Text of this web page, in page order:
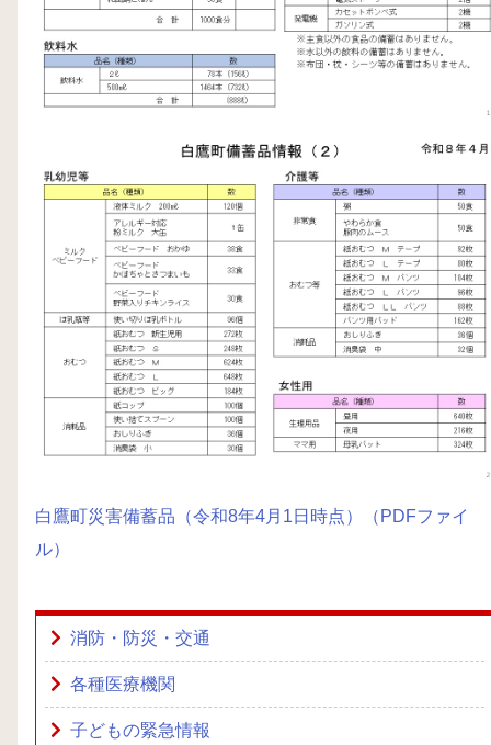
白鷹町災害備蓄品（令和8年4月1日時点）（PDFファイ
ル）
消防・防災・交通
各種医療機関
子どもの緊急情報